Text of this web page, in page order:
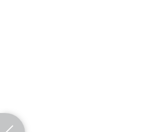
pronalaska ostataka navodno
"Neki svedoci prijavili su da
jedanog metra, obučene u